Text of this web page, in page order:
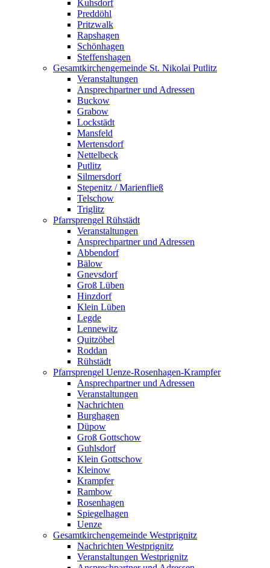
Kuhsdorf
Preddöhl
Pritzwalk
Rapshagen
Schönhagen
Steffenshagen
Gesamtkirchengemeinde St. Nikolai Putlitz
Veranstaltungen
Ansprechpartner und Adressen
Buckow
Grabow
Lockstädt
Mansfeld
Mertensdorf
Nettelbeck
Putlitz
Silmersdorf
Stepenitz / Marienfließ
Telschow
Triglitz
Pfarrsprengel Rühstädt
Veranstaltungen
Ansprechpartner und Adressen
Abbendorf
Bälow
Gnevsdorf
Groß Lüben
Hinzdorf
Klein Lüben
Legde
Lennewitz
Quitzöbel
Roddan
Rühstädt
Pfarrsprengel Uenze-Rosenhagen-Krampfer
Ansprechpartner und Adressen
Veranstaltungen
Nachrichten
Burghagen
Düpow
Groß Gottschow
Guhlsdorf
Klein Gottschow
Kleinow
Krampfer
Rambow
Rosenhagen
Spiegelhagen
Uenze
Gesamtkirchengemeinde Westprignitz
Nachrichten Westprignitz
Veranstaltungen Westprignitz